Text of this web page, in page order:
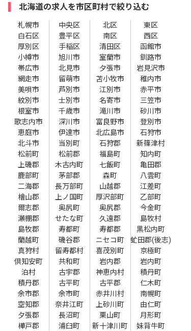
北海道の求人を市区町村で絞り込む
札幌市 中央区 北区
東区
白石区
豊平区 南区
西区
厚別区
手稲区 清田区
函館市
小樽市
旭川市 室蘭市
釧路市
帯広市
北見市 夕張市
岩見沢市
網走市
留萌市 苫小牧市
稚内市
美唄市
芦別市 江別市
赤平市
紋別市
士別市 名寄市
三笠市
根室市
千歳市 滝川市
砂川市
歌志内市
深川市 富良野市
登別市
恵庭市
伊達市 北広島市
石狩市
北斗市
当別町 石狩郡
新篠津村
松前町
松前郡 福島町
知内町
上磯郡
木古内町 七飯町
亀田郡
鹿部町
茅部郡 森町
八雲町
二海郡
長万部町 山越郡
江差町
檜山郡
上ノ国町 厚沢部町
乙部町
爾志郡
奥尻町 奥尻郡
今金町
瀬棚郡
せたな町 久遠郡
島牧村
島牧郡
寿都町 寿都郡
黒松内町
蘭越町
磯谷郡 ニセコ町
虻田郡(後志)
真狩村
留寿都村 喜茂別町
京極町
倶知安町
共和町 岩内郡
岩内町
泊村
古宇郡 神恵内村
積丹町
積丹郡
古平町 古平郡
仁木町
余市郡
余市町 赤井川村
南幌町
空知郡
奈井江町 上砂川町
由仁町
夕張郡
長沼町 栗山町
月形町
樺戸郡
浦臼町 新十津川町
妹背牛町